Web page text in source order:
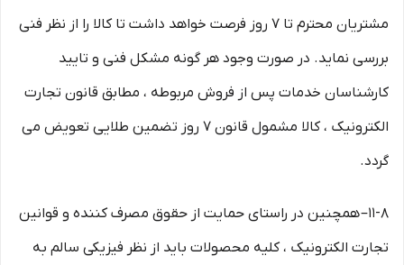
مشتریان محترم تا ۷ روز فرصت خواهد داشت تا کالا را از نظر فنی
بررسی نماید. در صورت وجود هر گونه مشکل فنی و تایید
کارشناسان خدمات پس از فروش مربوطه ، مطابق قانون تجارت
الکترونیک ، کالا مشمول قانون ۷ روز تضمین طلایی تعویض می
گردد.
۱۱-۸– همچنین در راستای حمایت از حقوق مصرف کننده و قوانین
تجارت الکترونیک ، کلیه محصولات باید از نظر فیزیکی سالم به